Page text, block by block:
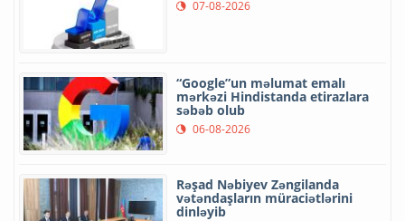
07-08-2026
“Google”un məlumat emalı
mərkəzi Hindistanda etirazlara
səbəb olub
06-08-2026
Rəşad Nəbiyev Zəngilanda
vətəndaşların müraciətlərini
dinləyib